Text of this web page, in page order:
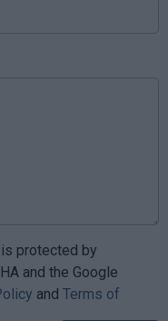
protected by
and the Google
and Terms of